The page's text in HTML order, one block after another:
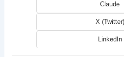
Claude
X (Twitter)
LinkedIn